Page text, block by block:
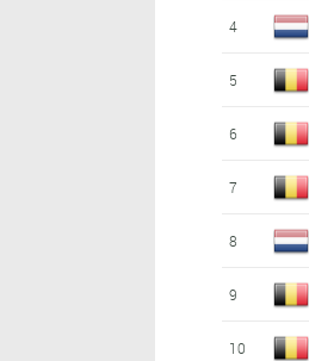
4
5
6
7
8
9
10